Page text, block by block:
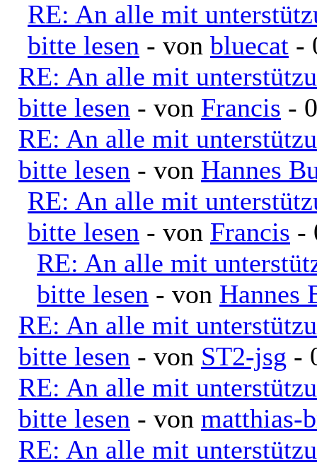
RE: An alle mit
bitte lesen - von bluecat -
RE: An alle mit
bitte lesen - von Francis -
RE: An alle mit
bitte lesen - von Hannes
RE: An alle mit
bitte lesen - von Francis -
RE: An alle mit
bitte lesen - von Hannes
RE: An alle mit
bitte lesen - von ST2-jsg -
RE: An alle mit
bitte lesen - von matthias-
RE: An alle mit